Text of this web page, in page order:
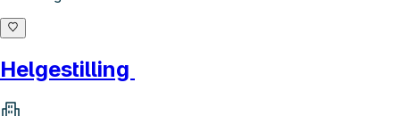
Helgestilling